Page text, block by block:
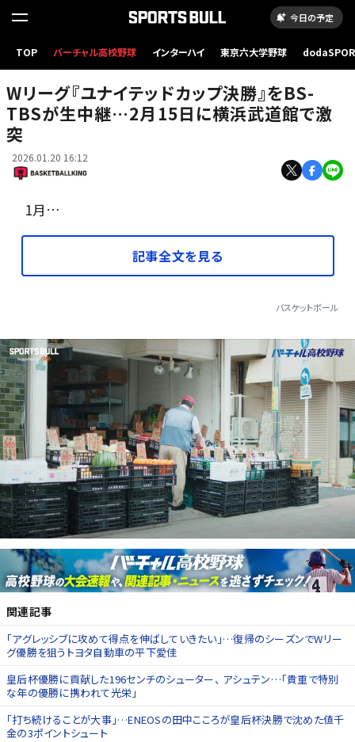
今日の予定
TOP バーチャル高校野球 インターハイ 東京六大学野球
Wリーグ『ユナイテッドカップ決勝』をBS-
TBSが生中継…2月15日に横浜武道館で激
突
2026.01.20 16:12
1月…
記事全文を見る
バスケットボール
関連記事
「アグレッシブに攻めて得点を伸ばしていきたい」…復帰のシーズンでWリー
グ優勝を狙うトヨタ自動車の平下愛佳
皇后杯優勝に貢献した196センチのシューター、 アシュテン…「貴重で特別
な年の優勝に携われて光栄」
「打ち続けることが大事」…ENEOSの田中こころが皇后杯決勝で沈めた値千
金の3ポイントシュート